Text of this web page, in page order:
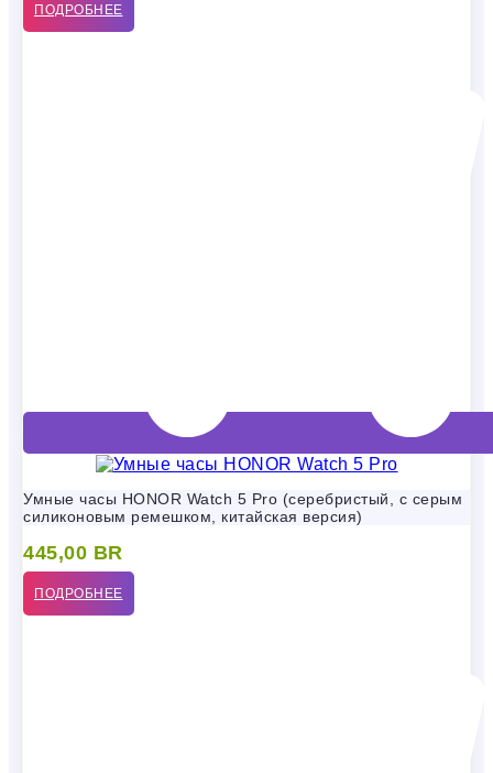
ПОДРОБНЕЕ
Умные часы HONOR Watch 5 Pro (серебристый, с серым
силиконовым ремешком, китайская версия)
445,00 BR
ПОДРОБНЕЕ